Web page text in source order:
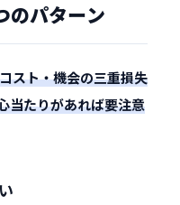
のパターン
スト・機会の三重損失
当たりがあれば要注意